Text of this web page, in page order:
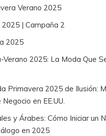
Verano 2025
| Campaña 2
2025
Verano 2025: La Moda Que
Primavera 2025 de Ilusión:
en EE.UU.
y Árabes: Cómo Iniciar un
en 2025